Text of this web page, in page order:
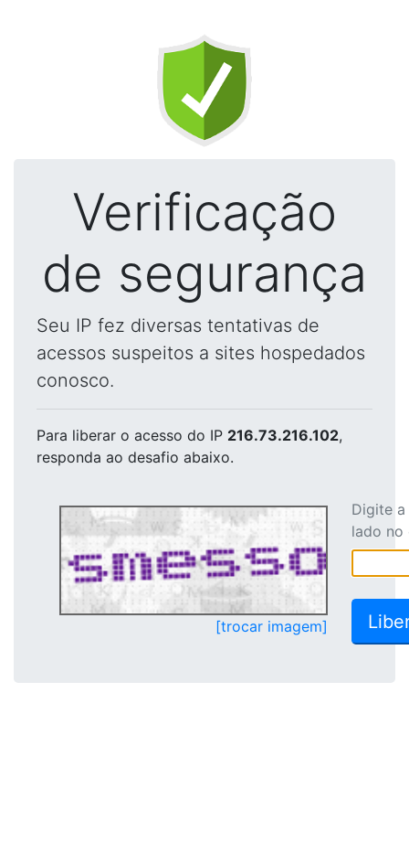
Verificação
de segurança
Seu IP fez diversas tentativas de
acessos suspeitos a sites hospedados
conosco.
Para liberar o acesso do IP 216.73.216.102,
responda ao desafio abaixo.
[trocar imagem]
Digite
lado no